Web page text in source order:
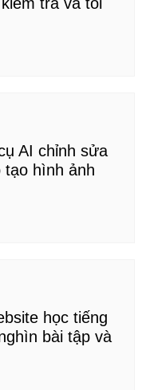
AI chỉnh sửa
tạo hình ảnh
học tiếng
bài tập và